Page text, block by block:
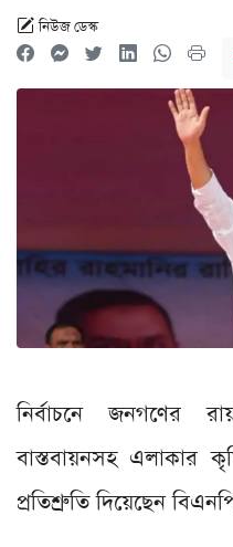
নিউজ ডেস্ক
নির্বাচনে জনগণের
বাস্তবায়নসহ এলাকার
প্রতিশ্রুতি দিয়েছেন